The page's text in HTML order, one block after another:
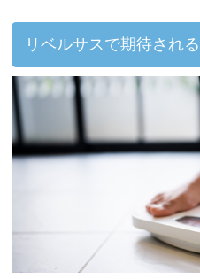
リベルサスで期待される